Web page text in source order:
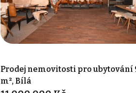
Prodej nemovitosti pro ubytování
m², Bílá